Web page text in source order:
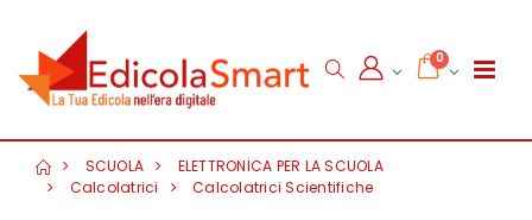
0
SCUOLA
ELETTRONICA PER LA SCUOLA
Calcolatrici
Calcolatrici Scientifiche